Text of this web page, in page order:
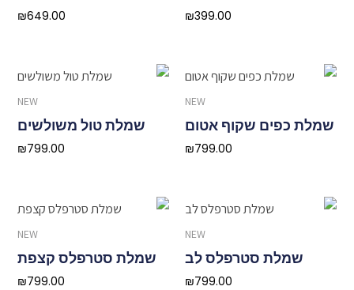
₪399.00
₪649.00
NEW
שמלת כפים שקוף אטום
₪799.00
NEW
שמלת טול משולשים
₪799.00
NEW
שמלת סטרפלס לב
₪799.00
NEW
שמלת סטרפלס קצפת
₪799.00